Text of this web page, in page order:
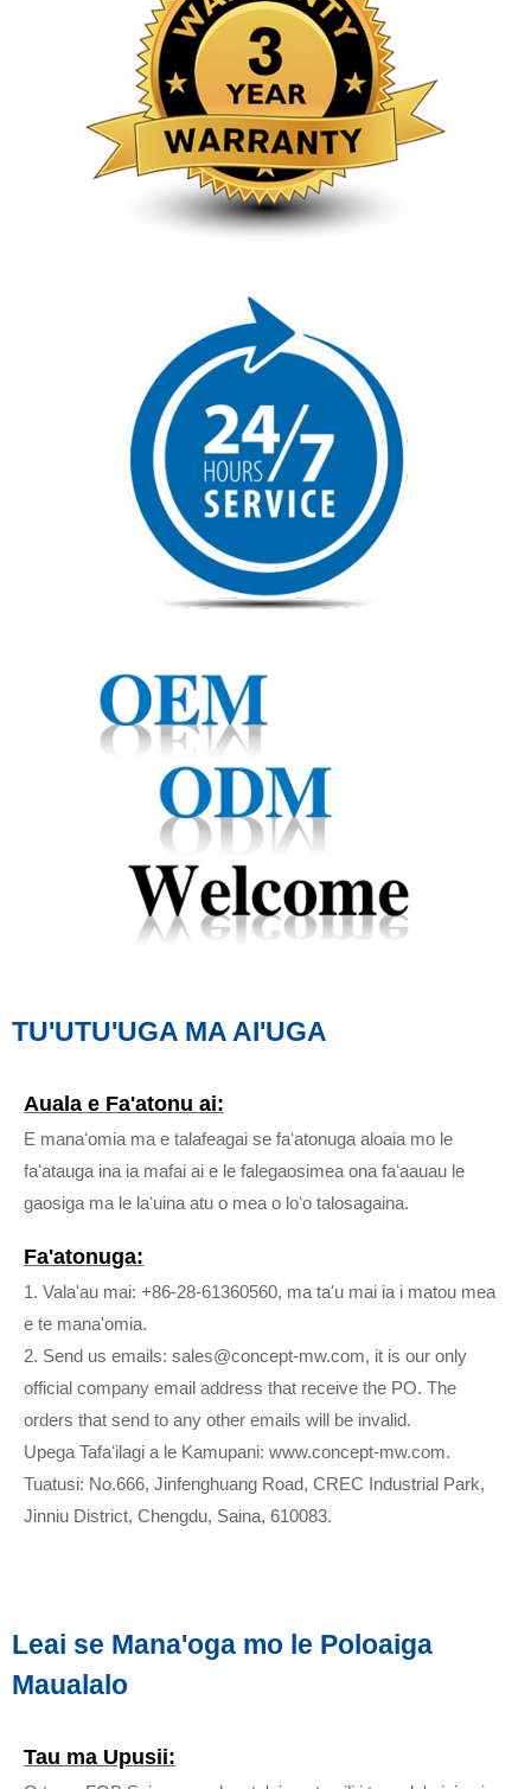
TU'UTU'UGA MA AI'UGA
Auala e Fa'atonu ai:
E manaʻomia ma e talafeagai se faʻatonuga aloaia mo le
faʻatauga ina ia mafai ai e le falegaosimea ona faʻaauau le
gaosiga ma le laʻuina atu o mea o loʻo talosagaina.
Fa'atonuga:
1. Vala'au mai: +86-28-61360560, ma ta'u mai ia i matou mea
e te mana'omia.
2. Send us emails: sales@concept-mw.com, it is our only
official company email address that receive the PO. The
orders that send to any other emails will be invalid.
Upega Tafaʻilagi a le Kamupani: www.concept-mw.com.
Tuatusi: No.666, Jinfenghuang Road, CREC Industrial Park,
Jinniu District, Chengdu, Saina, 610083.
Leai se Mana'oga mo le Poloaiga
Maualalo
Tau ma Upusii: